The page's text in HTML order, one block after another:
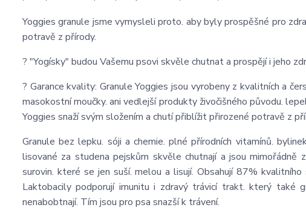
Yoggies granule jsme vymysleli proto. aby byly prospěšné pro
potravě z přírody.
? "Yogísky" budou Vašemu psovi skvěle chutnat a prospějí i jeho
? Garance kvality: Granule Yoggies jsou vyrobeny z kvalitních a
masokostní moučky. ani vedlejší produkty živočišného původu.
Yoggies snaží svým složením a chutí přiblížit přirozené potravě z
Granule bez lepku. sóji a chemie. plné přírodních vitamínů.
lisované za studena pejskům skvěle chutnají a jsou mimořádně
surovin. které se jen suší. melou a lisují. Obsahují 87%
Laktobacily podporují imunitu i zdravý trávicí trakt. který také
nenabobtnají. Tím jsou pro psa snazší k trávení.